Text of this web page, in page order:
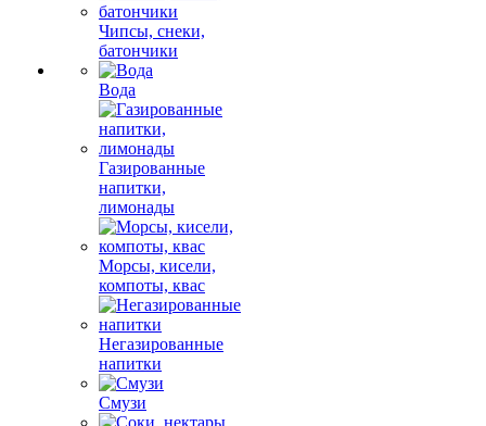
Чипсы, снеки,
батончики
Вода
Газированные
напитки,
лимонады
Морсы, кисели,
компоты, квас
Негазированные
напитки
Смузи